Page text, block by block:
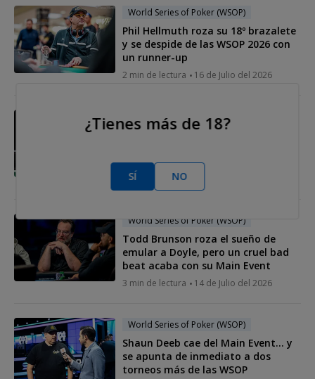
World Series of Poker (WSOP)
Phil Hellmuth roza su 18º brazalete
y se despide de las WSOP 2026 con
un runner-up
2 min de lectura 16 de Julio del 2026
World Series of Poker (WSOP)
victoria en el $10K 6-Max
5 min de lectura
World Series of Poker (WSOP)
Todd Brunson roza el sueño de
emular a Doyle, pero un cruel bad
beat acaba con su Main Event
3 min de lectura 14 de Julio del 2026
World Series of Poker (WSOP)
Shaun Deeb cae del Main Event… y
se apunta de inmediato a dos
torneos más de las WSOP
¿Tienes más de 18?
SÍ NO